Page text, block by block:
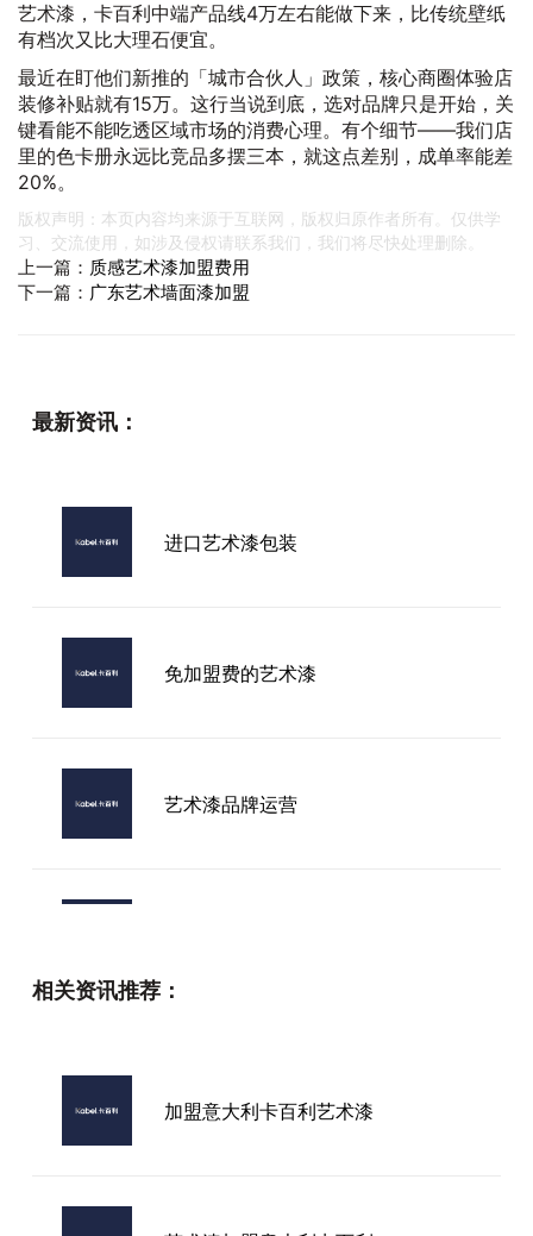
艺术漆，卡百利中端产品线4万左右能做下来，比传统壁纸
有档次又比大理石便宜。
最近在盯他们新推的「城市合伙人」政策，核心商圈体验店
装修补贴就有15万。这行当说到底，选对品牌只是开始，关
键看能不能吃透区域市场的消费心理。有个细节——我们店
里的色卡册永远比竞品多摆三本，就这点差别，成单率能差
20%。
版权声明：本页内容均来源于互联网，版权归原作者所有。仅供学
习、交流使用，如涉及侵权请联系我们，我们将尽快处理删除。
上一篇： 质感艺术漆加盟费用
下一篇： 广东艺术墙面漆加盟
最新资讯：
进口艺术漆包装
免加盟费的艺术漆
艺术漆品牌运营
相关资讯推荐：
加盟意大利卡百利艺术漆